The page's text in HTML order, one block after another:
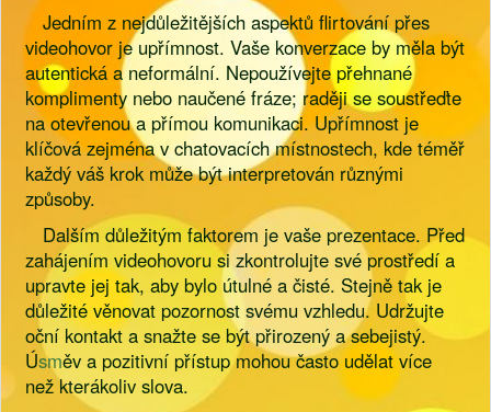
Jedním z nejdůležitějších aspektů flirtování přes
videohovor je upřímnost. Vaše konverzace by měla být
autentická a neformální. Nepoužívejte přehnané
komplimenty nebo naučené fráze; raději se soustřeďte
na otevřenou a přímou komunikaci. Upřímnost je
klíčová zejména v chatovacích místnostech, kde téměř
každý váš krok může být interpretován různými
způsoby.
Dalším důležitým faktorem je vaše prezentace. Před
zahájením videohovoru si zkontrolujte své prostředí a
upravte jej tak, aby bylo útulné a čisté. Stejně tak je
důležité věnovat pozornost svému vzhledu. Udržujte
oční kontakt a snažte se být přirozený a sebejistý.
Úsměv a pozitivní přístup mohou často udělat více
než kterákoliv slova.